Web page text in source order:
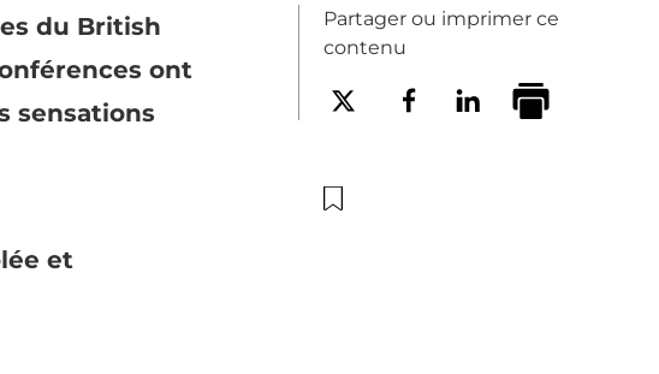
du British
ont
sensations
et
Partager ou imprimer ce
contenu